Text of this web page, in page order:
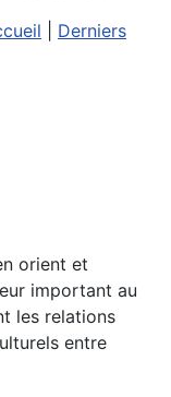
Derniers
orient et
important au
les relations
entre